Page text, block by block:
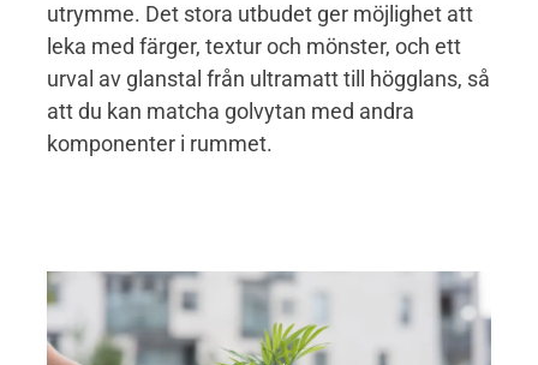
utrymme. Det stora utbudet ger möjlighet att
leka med färger, textur och mönster, och ett
urval av glanstal från ultramatt till högglans, så
att du kan matcha golvytan med andra
komponenter i rummet.